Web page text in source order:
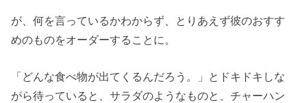
が、何を言っているかわからず、とりあえず彼のおすす
めのものをオーダーすることに。
「どんな食べ物が出てくるんだろう。」とドキドキしな
がら待っていると、サラダのようなものと、チャーハン